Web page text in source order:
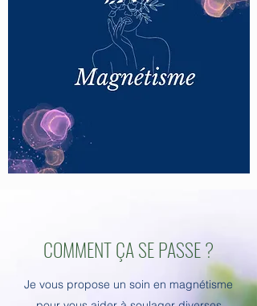
COMMENT ÇA SE PASSE ?
Je vous propose un soin en magnétisme